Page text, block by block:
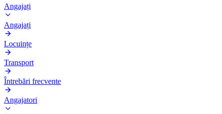
Angajați
Angajați
Locuințe
Transport
Întrebări frecvente
Angajatori